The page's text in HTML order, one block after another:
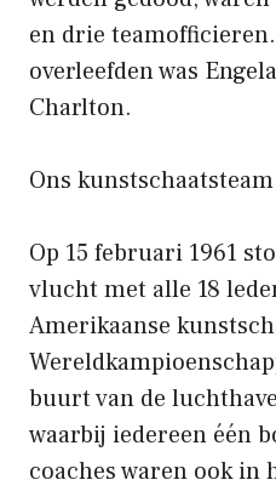
en drie
overleefden was
Charlton.
Ons kunstschaatsteam
Op 15 februari 1961
vlucht met alle 18
Amerikaanse
buurt van de
waarbij iedereen één
coaches waren ook in